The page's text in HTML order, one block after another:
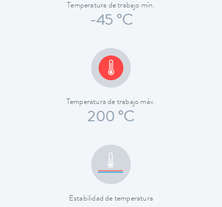
Temperatura de trabajo mín.
-45 °C
Temperatura de trabajo máx.
200 °C
Estabilidad de temperatura